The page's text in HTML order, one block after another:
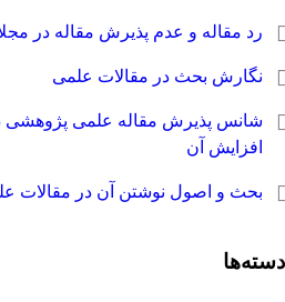
رد مقاله و عدم پذیرش مقاله در
نگارش بحث در مقالات علمی
شانس پذیرش مقاله علمی پژوهشی
افزایش آن
بحث و اصول نوشتن آن در مقالات